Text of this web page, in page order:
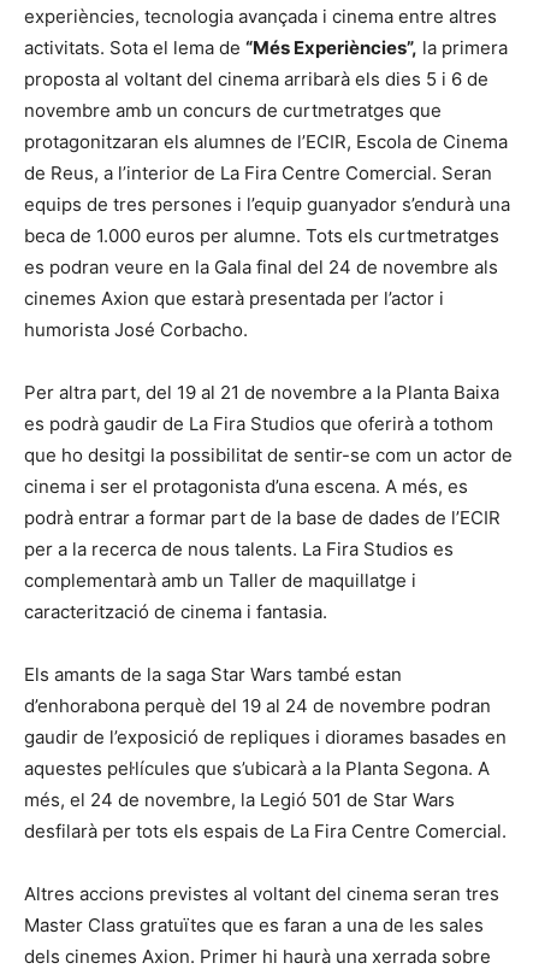
experiències, tecnologia avançada i cinema entre altres
activitats. Sota el lema de “Més Experiències”, la primera
proposta al voltant del cinema arribarà els dies 5 i 6 de
novembre amb un concurs de curtmetratges que
protagonitzaran els alumnes de l’ECIR, Escola de Cinema
de Reus, a l’interior de La Fira Centre Comercial. Seran
equips de tres persones i l’equip guanyador s’endurà una
beca de 1.000 euros per alumne. Tots els curtmetratges
es podran veure en la Gala final del 24 de novembre als
cinemes Axion que estarà presentada per l’actor i
humorista José Corbacho.
Per altra part, del 19 al 21 de novembre a la Planta Baixa
es podrà gaudir de La Fira Studios que oferirà a tothom
que ho desitgi la possibilitat de sentir-se com un actor de
cinema i ser el protagonista d’una escena. A més, es
podrà entrar a formar part de la base de dades de l’ECIR
per a la recerca de nous talents. La Fira Studios es
complementarà amb un Taller de maquillatge i
caracterització de cinema i fantasia.
Els amants de la saga Star Wars també estan
d’enhorabona perquè del 19 al 24 de novembre podran
gaudir de l’exposició de repliques i diorames basades en
aquestes pel·lícules que s’ubicarà a la Planta Segona. A
més, el 24 de novembre, la Legió 501 de Star Wars
desfilarà per tots els espais de La Fira Centre Comercial.
Altres accions previstes al voltant del cinema seran tres
Master Class gratuïtes que es faran a una de les sales
dels cinemes Axion. Primer hi haurà una xerrada sobre